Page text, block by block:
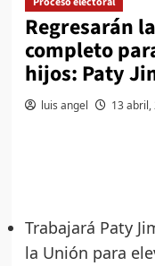
Regresarán
completo
hijos: Paty
luis angel 13 abril,
Trabajará Paty
la Unión para